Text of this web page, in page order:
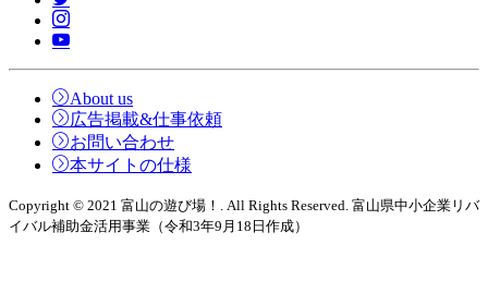
About us
広告掲載&仕事依頼
お問い合わせ
本サイトの仕様
Copyright © 2021 富山の遊び場！. All Rights Reserved. 富山県中小企業リバ
イバル補助金活用事業（令和3年9月18日作成）